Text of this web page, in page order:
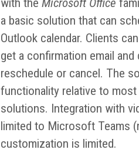
with theMicrosoft Office
a basic solution that can
Outlook calendar. Clients
get a confirmation email and
reschedule or cancel. The
functionality relative to
solutions. Integration with
limited to Microsoft Teams
customization is limited.